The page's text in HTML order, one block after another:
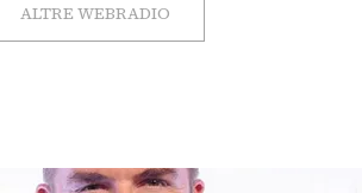
ALTRE WEBRADIO